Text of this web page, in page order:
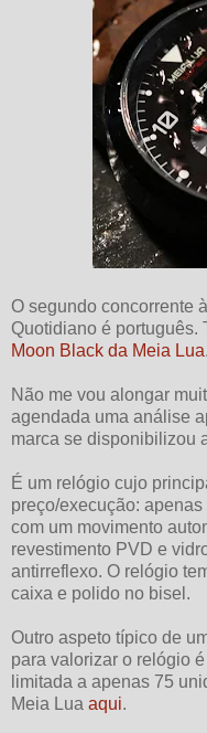
O segundo concorrente
Quotidiano é português.
Moon Black da Meia Lua.
Não me vou alongar
agendada uma análise
marca se disponibilizou
É um relógio cujo
preço/execução:
com um movimento
revestimento PVD e
antirreflexo. O relógio
caixa e polido no bisel.
Outro aspeto típico de
para valorizar o relógio
limitada a apenas 75
Meia Lua aqui.